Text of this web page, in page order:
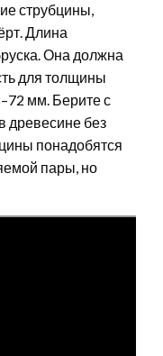
струбцины,
Длина
Она должна
для толщины
мм. Берите с
древесине без
понадобятся
пары, но